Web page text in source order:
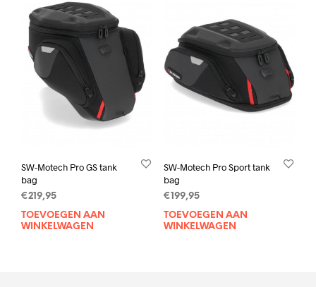
SW-Motech Pro GS tank
bag
€219,95
TOEVOEGEN AAN
WINKELWAGEN
SW-Motech Pro Sport tank
bag
€199,95
TOEVOEGEN AAN
WINKELWAGEN